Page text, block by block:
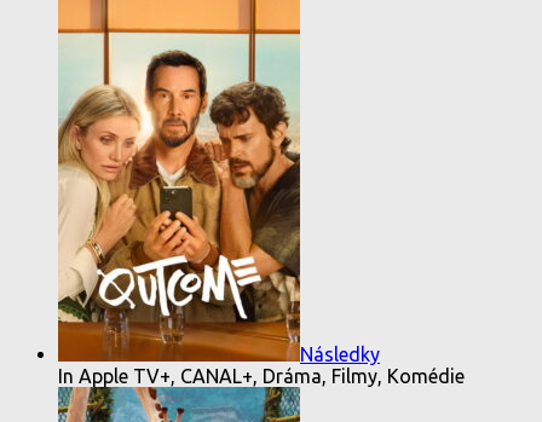
Následky
In Apple TV+, CANAL+, Dráma, Filmy, Komédie